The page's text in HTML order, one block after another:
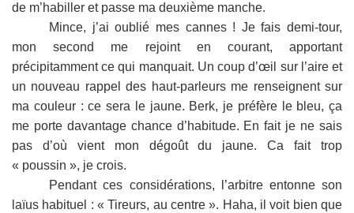
de m’habiller et passe ma deuxième manche.
Mince, j’ai oublié mes cannes ! Je fais demi-tour,
mon second me rejoint en courant, apportant
précipitamment ce qui manquait. Un coup d’œil sur l’aire et
un nouveau rappel des haut-parleurs me renseignent sur
ma couleur : ce sera le jaune. Berk, je préfère le bleu, ça
me porte davantage chance d’habitude. En fait je ne sais
pas d’où vient mon dégoût du jaune. Ca fait trop
« poussin », je crois.
Pendant ces considérations, l’arbitre entonne son
laïus habituel : « Tireurs, au centre ». Haha, il voit bien que